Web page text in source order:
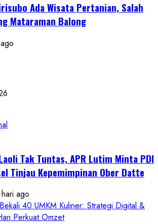
Ada Wisata Pertanian, Salah
Mataraman Balong
Tak Tuntas, APR Lutim Minta PDI
Tinjau Kepemimpinan Ober Datte
ago
40 UMKM Kuliner: Strategi Digital &
Perkuat Omzet